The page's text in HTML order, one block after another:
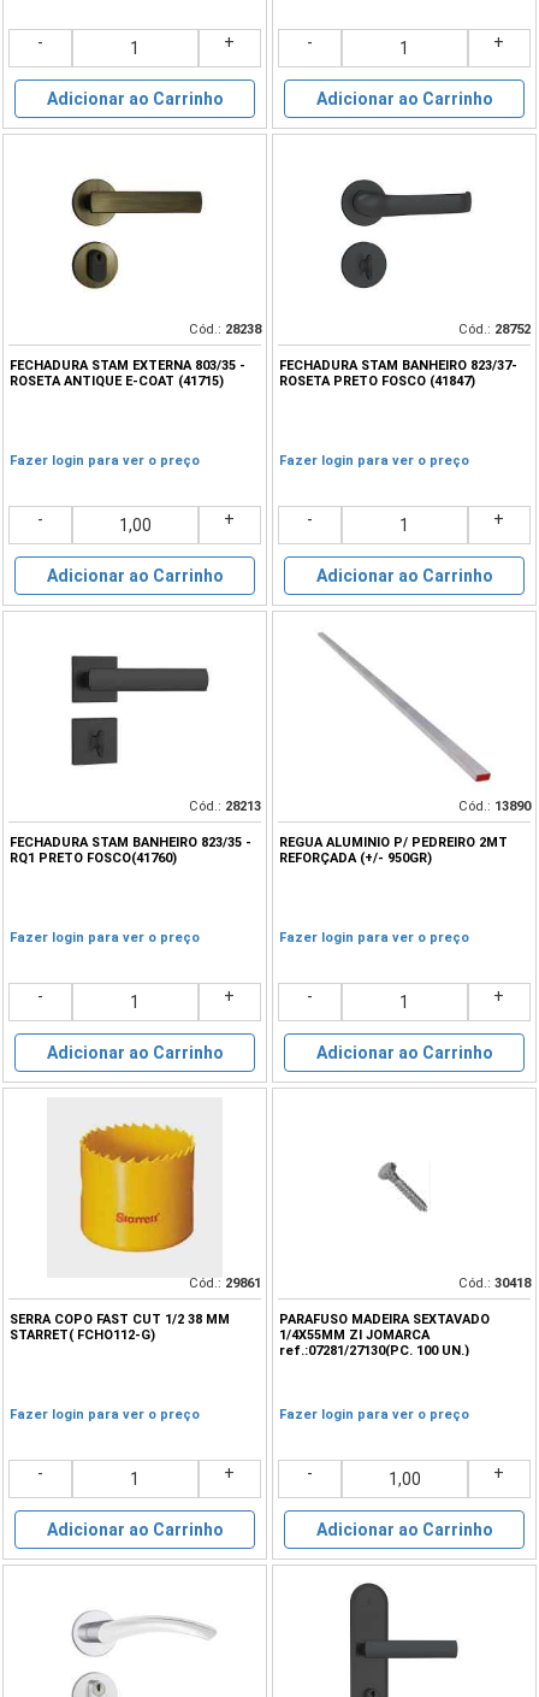
- +
Adicionar ao Carrinho
- +
Adicionar ao Carrinho
Cód.: 28238
FECHADURA STAM EXTERNA 803/35 -
ROSETA ANTIQUE E-COAT (41715)
Fazer login para ver o preço
- +
Adicionar ao Carrinho
Cód.: 28752
FECHADURA STAM BANHEIRO 823/37-
ROSETA PRETO FOSCO (41847)
Fazer login para ver o preço
- +
Adicionar ao Carrinho
Cód.: 28213
FECHADURA STAM BANHEIRO 823/35 -
RQ1 PRETO FOSCO(41760)
Fazer login para ver o preço
- +
Adicionar ao Carrinho
Cód.: 13890
REGUA ALUMINIO P/ PEDREIRO 2MT
REFORÇADA (+/- 950GR)
Fazer login para ver o preço
- +
Adicionar ao Carrinho
Cód.: 29861
SERRA COPO FAST CUT 1/2 38 MM
STARRET( FCHO112-G)
Fazer login para ver o preço
- +
Adicionar ao Carrinho
Cód.: 30418
PARAFUSO MADEIRA SEXTAVADO
1/4X55MM ZI JOMARCA
ref.:07281/27130(PC. 100 UN.)
Fazer login para ver o preço
- +
Adicionar ao Carrinho